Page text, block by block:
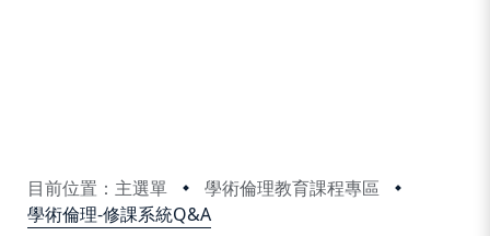
目前位置：主選單
學術倫理教育課程專區
學術倫理-修課系統Q&A